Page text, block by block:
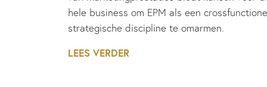
hele business om EPM als een
strategische discipline te omarmen.
LEES VERDER